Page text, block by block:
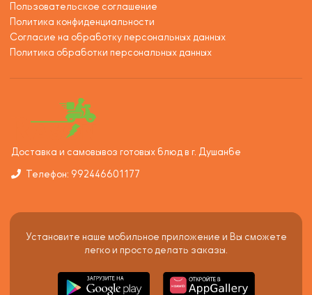
Пользовательское соглашение
Политика конфиденциальности
Согласие на обработку персональных данных
Политика обработки персональных данных
Доставка и самовывоз готовых блюд в г. Душанбе
Телефон: 992446601177
Установите наше мобильное приложение и Вы сможете
легко и просто делать заказы.